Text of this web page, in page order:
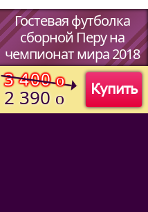
Гостевая футболка
сборной Перу на
чемпионат мира 2018
(Код:408686382 )
Купить
3 400o
2 390 o